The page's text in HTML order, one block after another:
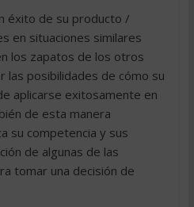
éxito de su producto /
en situaciones similares
los zapatos de los otros
las posibilidades de cómo su
aplicarse exitosamente en
de esta manera
su competencia y sus
de algunas de las
tomar una decisión de